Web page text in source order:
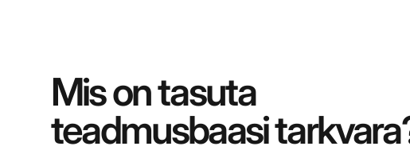
Mis on tasuta
teadmusbaasi